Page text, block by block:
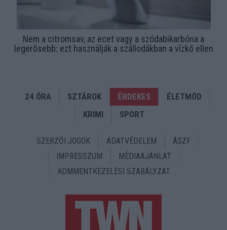
Nem a citromsav, az ecet vagy a szódabikarbóna a
legerősebb: ezt használják a szállodákban a vízkő ellen
24 ÓRA SZTÁROK ÉRDEKES
ÉLETMÓD
KRIMI
SPORT
SZERZŐI JOGOK ADATVÉDELEM
ÁSZF
IMPRESSZUM
MÉDIAAJÁNLAT
KOMMENTKEZELÉSI SZABÁLYZAT